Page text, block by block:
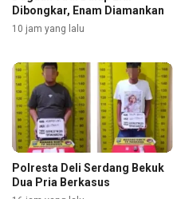
Dibongkar, Enam Diamankan
10 jam yang lalu
Polresta Deli Serdang Bekuk
Dua Pria Berkasus